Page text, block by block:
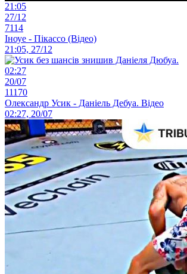
21:05
27/12
7114
Іноуе - Пікассо (Відео)
21:05, 27/12
02:27
20/07
11170
Олександр Усик - Даніель Дебуа. Відео
02:27, 20/07